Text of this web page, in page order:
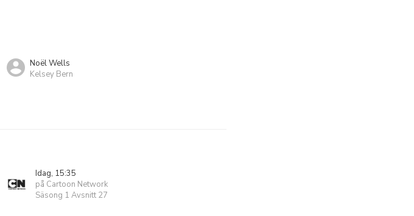
Noël Wells
Kelsey Bern
Idag, 15:35
på Cartoon Network
Säsong 1 Avsnitt 27